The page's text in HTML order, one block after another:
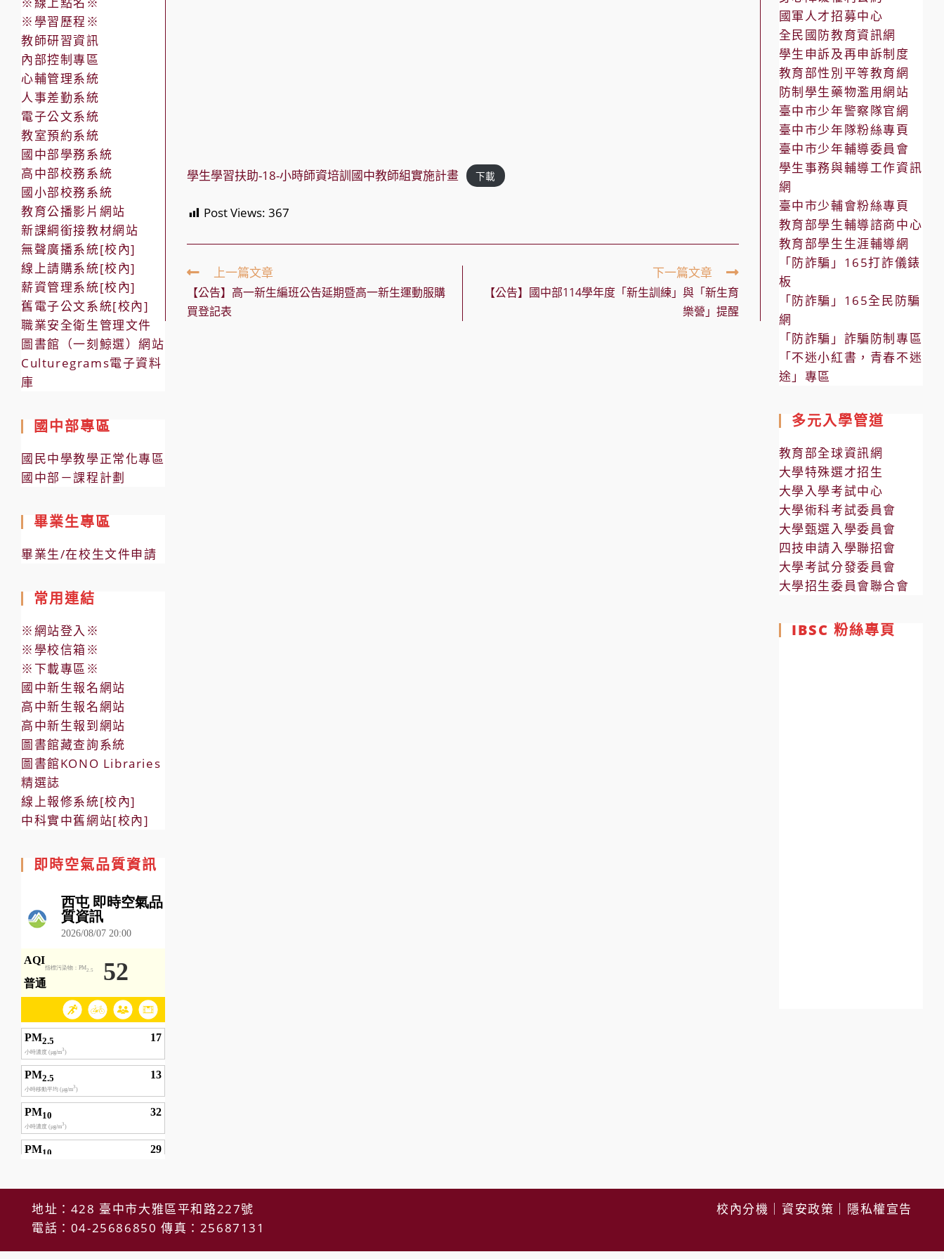
學生學習扶助-18-小時師資培訓國中教師組實施計畫 下載
Post Views: 367
Read
more
articles
上一篇文章
【公告】高一新生編班公告延期暨高一新生運動服購
買登記表
下一篇文章
【公告】國中部114學年度「新生訓練」與「新生育
樂營」提醒
※學習歷程※
教師研習資訊
內部控制專區
心輔管理系統
人事差勤系統
電子公文系統
教室預約系統
國中部學務系統
高中部校務系統
國小部校務系統
教育公播影片網站
新課綱銜接教材網站
無聲廣播系統[校內]
線上請購系統[校內]
薪資管理系統[校內]
舊電子公文系統[校內]
職業安全衛生管理文件
圖書館（一刻鯨選）網站
Culturegrams電子資料
庫
國中部專區
國民中學教學正常化專區
國中部－課程計劃
畢業生專區
畢業生/在校生文件申請
常用連結
※網站登入※
※學校信箱※
※下載專區※
國中新生報名網站
高中新生報名網站
高中新生報到網站
圖書館藏查詢系統
圖書館KONO Libraries
精選誌
線上報修系統[校內]
中科實中舊網站[校內]
即時空氣品質資訊
國軍人才招募中心
全民國防教育資訊網
學生申訴及再申訴制度
教育部性別平等教育網
防制學生藥物濫用網站
臺中市少年警察隊官網
臺中市少年隊粉絲專頁
臺中市少年輔導委員會
學生事務與輔導工作資訊
網
臺中市少輔會粉絲專頁
教育部學生輔導諮商中心
教育部學生生涯輔導網
「防詐騙」165打詐儀錶
板
「防詐騙」165全民防騙
網
「防詐騙」詐騙防制專區
「不迷小紅書，青春不迷
途」專區
多元入學管道
教育部全球資訊網
大學特殊選才招生
大學入學考試中心
大學術科考試委員會
大學甄選入學委員會
四技申請入學聯招會
大學考試分發委員會
大學招生委員會聯合會
IBSC 粉絲專頁
地址：428 臺中市大雅區平和路227號
電話：04-25686850 傳真：25687131
校內分機 資安政策 隱私權宣告